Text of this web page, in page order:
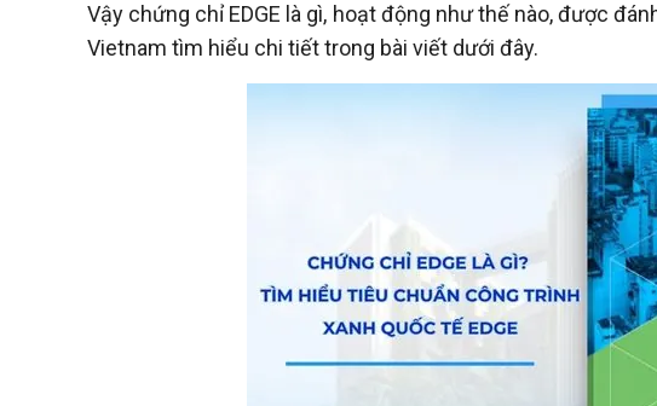
Vậy chứng chỉ EDGE là gì, hoạt động như thế nào, được
Vietnam tìm hiểu chi tiết trong bài viết dưới đây.